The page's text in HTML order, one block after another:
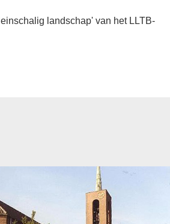
landschap' van het LLTB-